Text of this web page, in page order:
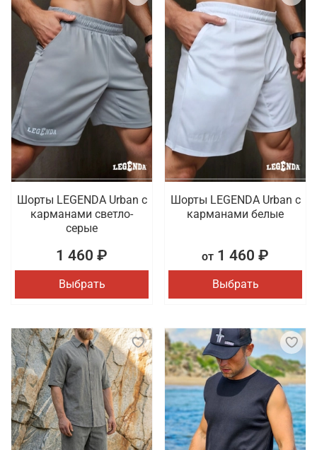
Шорты LEGENDA Urban c
карманами светло-
серые
1 460 ₽
Выбрать
Шорты LEGENDA Urban c
карманами белые
от 1 460 ₽
Выбрать